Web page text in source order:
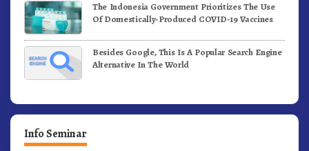
The Indonesia Government Prioritizes The Use
Of Domestically-Produced COVID-19 Vaccines
Besides Google, This Is A Popular Search Engine
Alternative In The World
Info Seminar